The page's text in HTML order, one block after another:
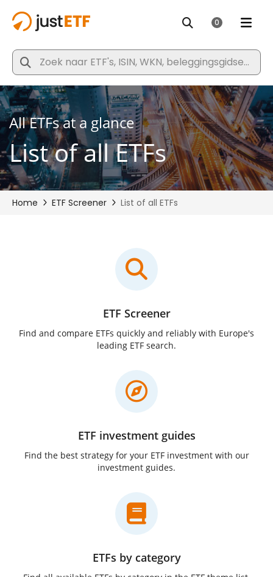
All ETFs at a glance
List of all ETFs
ETF Screener
Find and compare ETFs quickly and reliably with Europe's
leading ETF search.
ETF investment guides
Find the best strategy for your ETF investment with our
investment guides.
ETFs by category